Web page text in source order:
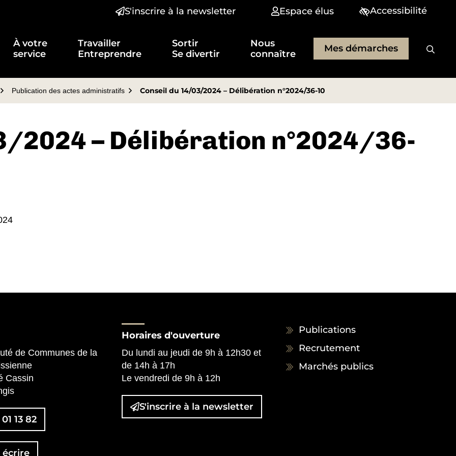
S'inscrire à la newsletter Espace élus Accessibilité
À votre
service
Travailler
Entreprendre
Sortir
Se divertir
Nous
connaître
Mes démarches
Publication des actes administratifs Conseil du 14/03/2024 – Délibération n°2024/36-10
2024 – Délibération n°2024/36-
onglet)
de Communes de la
Cassin
13 82
écrire
Horaires d'ouverture
Du lundi au jeudi de 9h à 12h30 et
de 14h à 17h
Le vendredi de 9h à 12h
S'inscrire à la newsletter
Publications
Recrutement
Marchés publics